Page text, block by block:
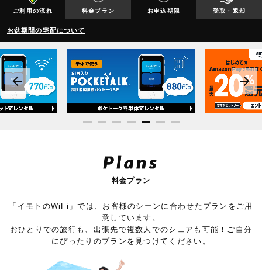
ご利用の流れ 料金プラン お申込期限 受取・返却
お盆期間の宅配について
Plans
料金プラン
「イモトのWiFi」では、お客様のシーンに合わせたプランをご用
意しています。
おひとりでの旅行も、出張先で複数人でのシェアも可能！ご自分
にぴったりのプランを見つけてください。